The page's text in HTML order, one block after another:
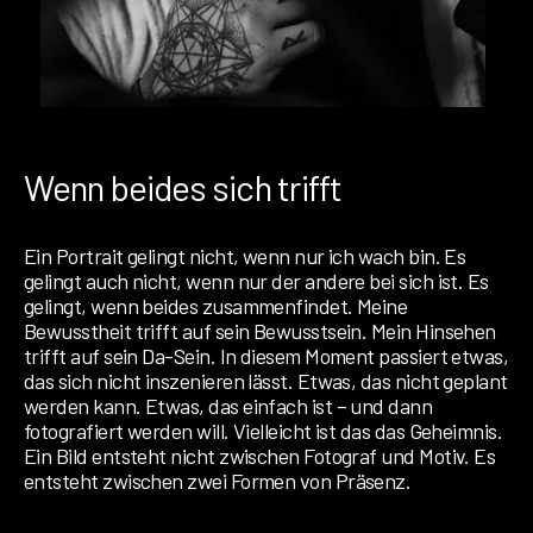
Wenn beides sich trifft
Ein Portrait gelingt nicht, wenn nur ich wach bin. Es
gelingt auch nicht, wenn nur der andere bei sich ist. Es
gelingt, wenn beides zusammenfindet. Meine
Bewusstheit trifft auf sein Bewusstsein. Mein Hinsehen
trifft auf sein Da-Sein. In diesem Moment passiert etwas,
das sich nicht inszenieren lässt. Etwas, das nicht geplant
werden kann. Etwas, das einfach ist – und dann
fotografiert werden will. Vielleicht ist das das Geheimnis.
Ein Bild entsteht nicht zwischen Fotograf und Motiv. Es
entsteht zwischen zwei Formen von Präsenz.